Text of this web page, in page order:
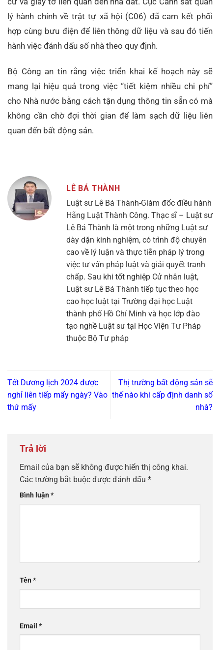
lý hành chính về trật tự xã hội (C06) đã cam kết phối
hợp cùng bưu điện để liên thông dữ liệu và sau đó tiến
hành việc đánh dấu số nhà theo quy định.
Bộ Công an tin rằng việc triển khai kế hoạch này sẽ
mang lại hiệu quả trong việc “tiết kiệm nhiều chi phí”
cho Nhà nước bằng cách tận dụng thông tin sẵn có mà
không cần chờ đợi thời gian để làm sạch dữ liệu liên
quan đến bất động sản.
LÊ BÁ THÀNH
Luật sư Lê Bá Thành-Giám đốc điều hành
Hãng Luật Thành Công. Thạc sĩ – Luật sư
Lê Bá Thành là một trong những Luật sư
dày dặn kinh nghiệm, có trình độ chuyên
cao về lý luận và thực tiễn pháp lý trong
việc tư vấn pháp luật và giải quyết tranh
chấp. Sau khi tốt nghiệp Cử nhân luật,
Luật sư Lê Bá Thành tiếp tục theo học
cao học luật tại Trường đại học Luật
thành phố Hồ Chí Minh và học lớp đào
tạo nghề Luật sư tại Học Viện Tư Pháp
thuộc Bộ Tư pháp
Tết Dương lịch 2024 được
nghỉ liên tiếp mấy ngày? Vào
thứ mấy
Thị trường bất động sản sẽ
thế nào khi cấp định danh số
nhà?
Trả lời
Email của bạn sẽ không được hiển thị công khai.
Các trường bắt buộc được đánh dấu *
Bình luận*
Tên*
Email *